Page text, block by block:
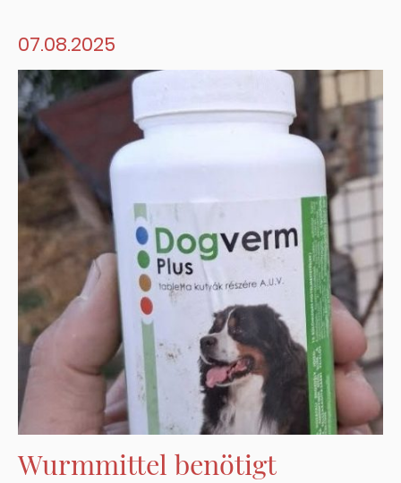
07.08.2025
Wurmmittel benötigt